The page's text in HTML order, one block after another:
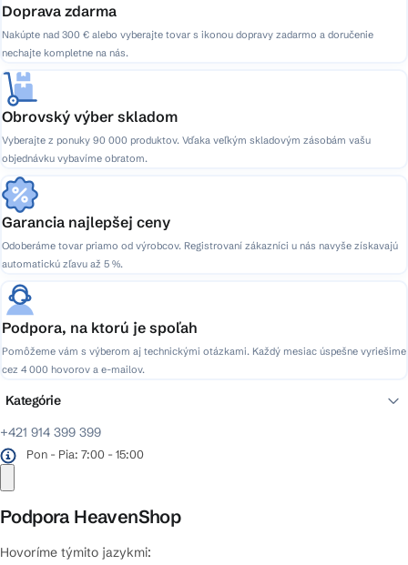
Doprava zdarma
Nakúpte nad 300 € alebo vyberajte tovar s ikonou dopravy zadarmo a doručenie
nechajte kompletne na nás.
Obrovský výber skladom
Vyberajte z ponuky 90 000 produktov. Vďaka veľkým skladovým zásobám vašu
objednávku vybavíme obratom.
Garancia najlepšej ceny
Odoberáme tovar priamo od výrobcov. Registrovaní zákazníci u nás navyše získavajú
automatickú zľavu až 5 %.
Podpora, na ktorú je spoľah
Pomôžeme vám s výberom aj technickými otázkami. Každý mesiac úspešne vyriešime
cez 4 000 hovorov a e-mailov.
+421 914 399 399
Pon - Pia: 7:00 - 15:00
Podpora HeavenShop
Hovoríme týmito jazykmi:
Kategórie